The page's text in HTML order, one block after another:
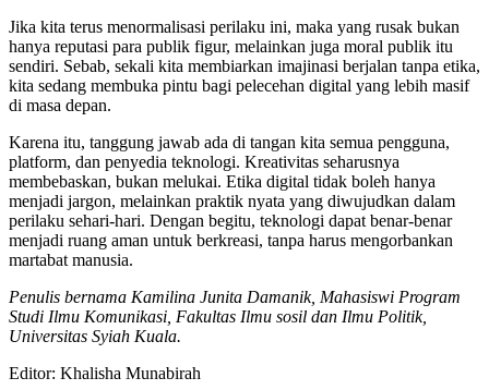
Jika kita terus menormalisasi perilaku ini, maka yang rusak bukan
hanya reputasi para publik figur, melainkan juga moral publik itu
sendiri. Sebab, sekali kita membiarkan imajinasi berjalan tanpa etika,
kita sedang membuka pintu bagi pelecehan digital yang lebih masif
di masa depan.
Karena itu, tanggung jawab ada di tangan kita semua pengguna,
platform, dan penyedia teknologi. Kreativitas seharusnya
membebaskan, bukan melukai. Etika digital tidak boleh hanya
menjadi jargon, melainkan praktik nyata yang diwujudkan dalam
perilaku sehari-hari. Dengan begitu, teknologi dapat benar-benar
menjadi ruang aman untuk berkreasi, tanpa harus mengorbankan
martabat manusia.
Penulis bernama Kamilina Junita Damanik, Mahasiswi Program
Studi Ilmu Komunikasi, Fakultas Ilmu sosil dan Ilmu Politik,
Universitas Syiah Kuala.
Editor: Khalisha Munabirah